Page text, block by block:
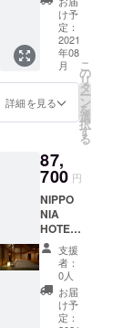
読IDは8
月初旬
～中旬
にご案
内予定
け予
定：
2021
年08
月
詳細を見る
こ
の
リ
タ
ー
ン
を
選
択
す
る
87,
700 円
NIPPO
NIA
HOTEL
大洲 城
下町宿
泊 ・1
室2名
1泊2食
付+甲冑
支援
者：
0人
お届
け予
定：